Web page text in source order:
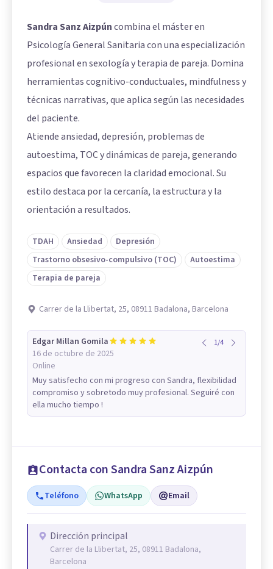
Sandra Sanz Aizpúncombina el máster en
Psicología General Sanitaria con una especialización
profesional en sexología y terapia de pareja. Domina
herramientas cognitivo-conductuales, mindfulness y
técnicas narrativas, que aplica según las necesidades
del paciente.
Atiende ansiedad, depresión, problemas de
autoestima, TOC y dinámicas de pareja, generando
espacios que favorecen la claridad emocional. Su
estilo destaca por la cercanía, la estructura y la
orientación a resultados.
TDAH Ansiedad
Depresión
Trastorno obsesivo-compulsivo (TOC)
Autoestima
Terapia de pareja
Carrer de la Llibertat, 25, 08911 Badalona, Barcelona
Edgar Millan Gomila
16 de octubre de 2025
Online
1/4
Muy satisfecho con mi progreso con Sandra, flexibilidad
compromiso y sobretodo muy profesional. Seguiré con
ella mucho tiempo !
Contacta con Sandra Sanz Aizpún
Teléfono WhatsApp Email
Dirección principal
Carrer de la Llibertat, 25, 08911 Badalona,
Barcelona